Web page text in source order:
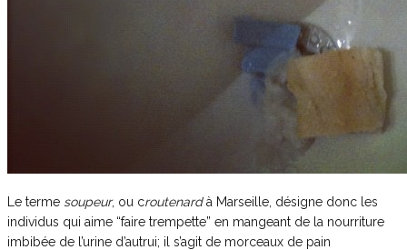
Le terme soupeur, ou croutenardà Marseille, désigne donc les
individus qui aime “faire trempette” en mangeant de la nourriture
imbibée de l’urine d’autrui; il s’agit de morceaux de pain